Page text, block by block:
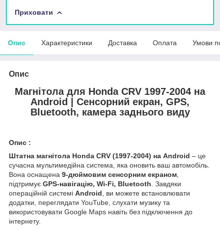
Приховати
Опис Характеристики Доставка Оплата Умови
Опис
Магнітола для Honda CRV 1997-2004 на
Android | Сенсорний екран, GPS,
Bluetooth, камера заднього виду
Опис :
Штатна магнітола Honda CRV (1997-2004) на Android – це
сучасна мультимедійна система, яка оновить ваш автомобіль.
Вона оснащена 9-дюймовим сенсорним екраном,
підтримує GPS-навігацію, Wi-Fi, Bluetooth. Завдяки
операційній системі Android, ви можете встановлювати
додатки, переглядати YouTube, слухати музику та
використовувати Google Maps навіть без підключення до
інтернету.